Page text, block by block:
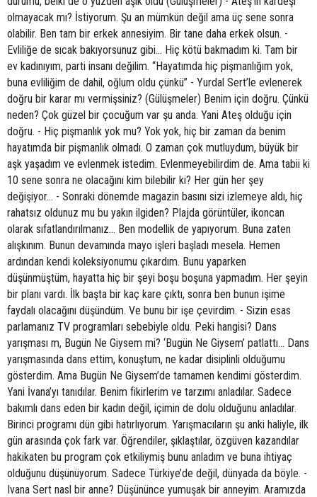
olmayacak mı? İstiyorum. Şu an mümkün değil ama üç sene sonra
olabilir. Ben tam bir erkek annesiyim. Bir tane daha erkek olsun. -
Evliliğe de sıcak bakıyorsunuz gibi... Hiç kötü bakmadım ki. Tam bir
ev kadınıyım, parti insanı değilim. “Hayatımda hiç pişmanlığım yok,
buna evliliğim de dahil, oğlum oldu çünkü” - Yurdal Sert’le evlenerek
doğru bir karar mı vermişsiniz? (Gülüşmeler) Benim için doğru. Çünkü
neden? Çok güzel bir çocuğum var şu anda. Yani Ateş olduğu için
doğru. - Hiç pişmanlık yok mu? Yok yok, hiç bir zaman da benim
hayatımda bir pişmanlık olmadı. O zaman çok mutluydum, büyük bir
aşk yaşadım ve evlenmek istedim. Evlenmeyebilirdim de. Ama tabii ki
10 sene sonra ne olacağını kim bilebilir ki? Her gün her şey
değişiyor... - Sonraki dönemde magazin basını sizi izlemeye aldı, hiç
rahatsız oldunuz mu bu yakın ilgiden? Plajda görüntüler, ikoncan
olarak sıfatlandırılmanız... Ben modellik de yapıyorum. Buna zaten
alışkınım. Bunun devamında mayo işleri başladı mesela. Hemen
ardından kendi koleksiyonumu çıkardım. Bunu yaparken
düşünmüştüm, hayatta hiç bir şeyi boşu boşuna yapmadım. Her şeyin
bir planı vardı. İlk başta bir kaç kare çıktı, sonra ben bunun işime
faydalı olacağını düşündüm. Ve bunu bir işe çevirdim. - Sizin esas
parlamanız TV programları sebebiyle oldu. Peki hangisi? Dans
yarışması m, Bugün Ne Giysem mi? ‘Bugün Ne Giysem’ patlattı... Dans
yarışmasında dans ettim, konuştum, ne kadar disiplinli olduğumu
gösterdim. Ama Bugün Ne Giysem’de tamamen kendimi gösterdim.
Yani İvana’yı tanıdılar. Benim fikirlerim ve tarzımı anladılar. Sadece
bakımlı dans eden bir kadın değil, içimin de dolu olduğunu anladılar.
Birinci programı dün gibi hatırlıyorum. Yarışmacıların şu anki haliyle, ilk
gün arasında çok fark var. Öğrendiler, şıklaştılar, özgüven kazandılar
hakikaten bu program çok etkiliymiş bunu anladım ve buna ihtiyaç
olduğunu düşünüyorum. Sadece Türkiye’de değil, dünyada da böyle. -
Ivana Sert nasl bir anne? Düşününce yumuşak bir anneyim. Aramızda